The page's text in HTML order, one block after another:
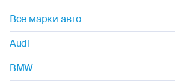
Все марки авто
Audi
BMW